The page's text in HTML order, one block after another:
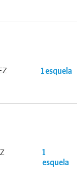
1 esquela
1
esquela